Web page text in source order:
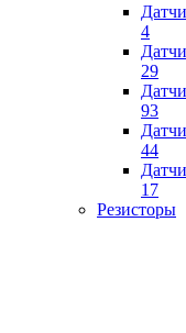
4
29
93
44
17
Резисторы